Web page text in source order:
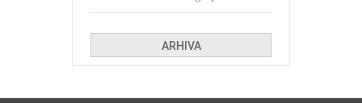
ARHIVA